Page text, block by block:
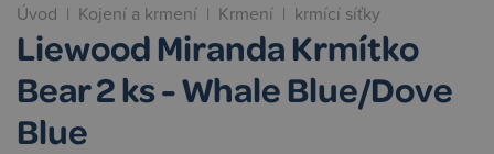
Úvod | Kojení a krmení | Krmení | krmící síťky
Liewood Miranda Krmítko
Bear 2 ks - Whale Blue/Dove
Blue